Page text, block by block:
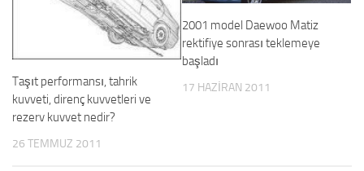
Taşıt performansı, tahrik
kuvveti, direnç kuvvetleri ve
rezerv kuvvet nedir?
26 TEMMUZ 2011
2001 model Daewoo Matiz
rektifiye sonrası teklemeye
başladı
17 HAZIRAN 2011